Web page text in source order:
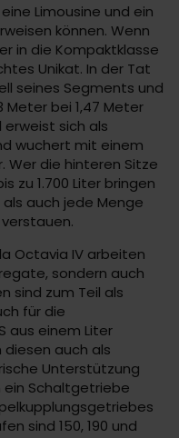
Limousine und ein
können. Wenn
in die Kompaktklasse
Unikat. In der Tat
seines Segments und
Meter bei 1,47 Meter
erweist sich als
wuchert mit einem
Wer die hinteren Sitze
zu 1.700 Liter bringen
auch jede Menge
Octavia IV arbeiten
sondern auch
sind zum Teil als
für die
aus einem Liter
diesen auch als
Unterstützung
Schaltgetriebe
sind 150, 190 und